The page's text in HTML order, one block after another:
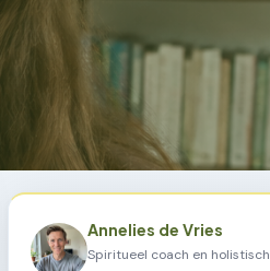
Annelies de Vries
Spiritueel coach en holistisch